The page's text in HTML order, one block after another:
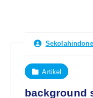
Artikel
background